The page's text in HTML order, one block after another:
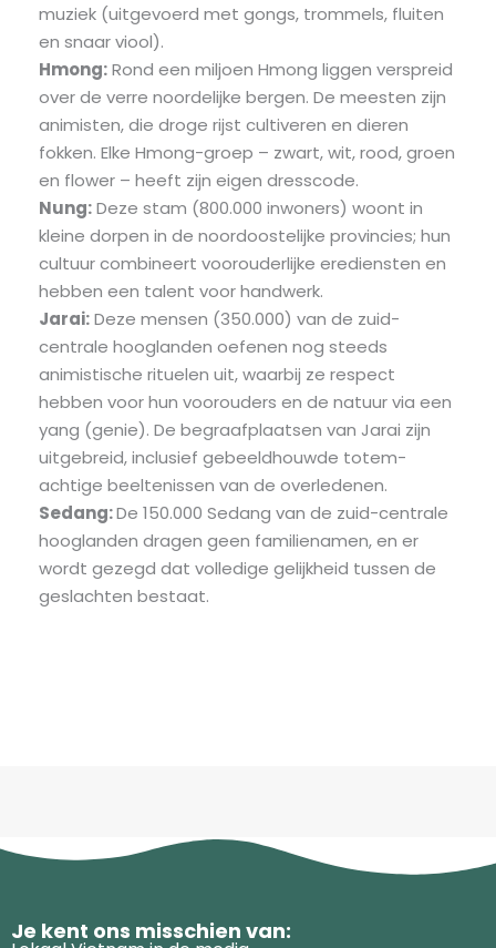
muziek (uitgevoerd met gongs, trommels, fluiten
en snaar viool).
Hmong:Rond een miljoen Hmong liggen verspreid
over de verre noordelijke bergen. De meesten zijn
animisten, die droge rijst cultiveren en dieren
fokken. Elke Hmong-groep – zwart, wit, rood, groen
en flower – heeft zijn eigen dresscode.
Nung:Deze stam (800.000 inwoners) woont in
kleine dorpen in de noordoostelijke provincies; hun
cultuur combineert voorouderlijke erediensten en
hebben een talent voor handwerk.
Jarai:Deze mensen (350.000) van de zuid-
centrale hooglanden oefenen nog steeds
animistische rituelen uit, waarbij ze respect
hebben voor hun voorouders en de natuur via een
yang (genie). De begraafplaatsen van Jarai zijn
uitgebreid, inclusief gebeeldhouwde totem-
achtige beeltenissen van de overledenen.
Sedang:De 150.000 Sedang van de zuid-centrale
hooglanden dragen geen familienamen, en er
wordt gezegd dat volledige gelijkheid tussen de
geslachten bestaat.
Je kent ons misschien van: